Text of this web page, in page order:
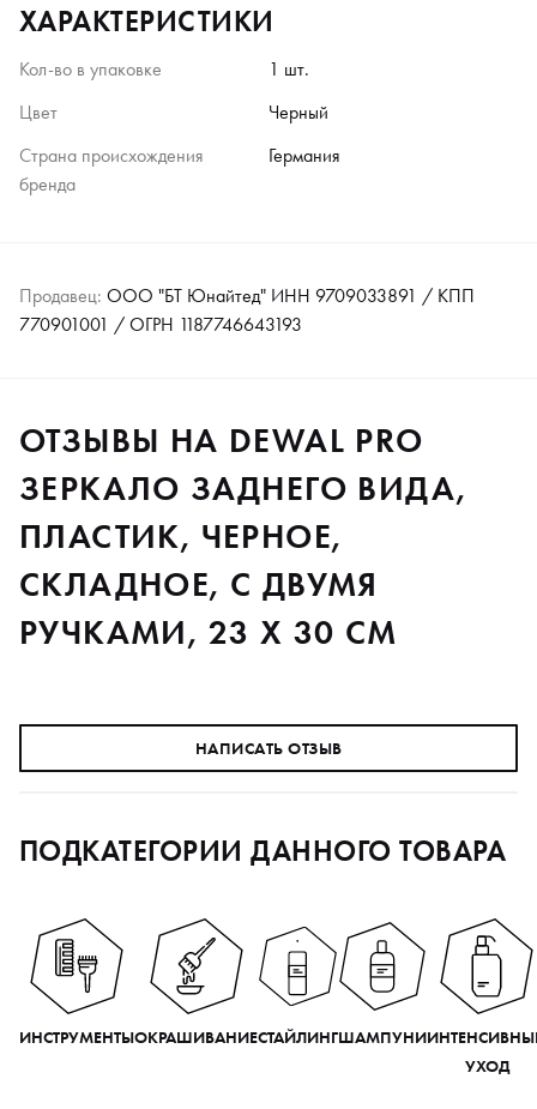
ХАРАКТЕРИСТИКИ
Кол-во в упаковке
1 шт.
Цвет
Черный
Страна происхождения
бренда
Германия
Продавец: ООО "БТ Юнайтед" ИНН 9709033891 / КПП
770901001 / ОГРН 1187746643193
ОТЗЫВЫ НА DEWAL PRO
ЗЕРКАЛО ЗАДНЕГО ВИДА,
ПЛАСТИК, ЧЕРНОЕ,
СКЛАДНОЕ, С ДВУМЯ
РУЧКАМИ, 23 Х 30 СМ
НАПИСАТЬ ОТЗЫВ
ПОДКАТЕГОРИИ ДАННОГО ТОВАРА
ИНСТРУМЕНТЫОКРАШИВАНИЕСТАЙЛИНГШАМПУНИ
УХОД